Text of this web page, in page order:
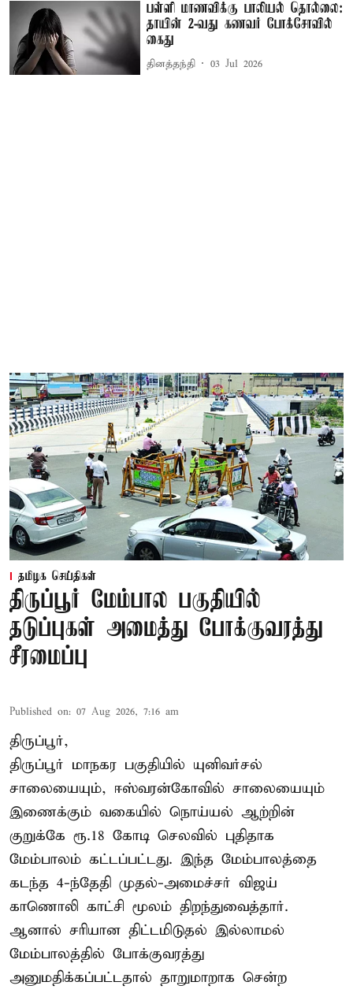
பள்ளி மாணவிக்கு பாலியல் தொல்லை:
தாயின் 2-வது கணவர் போக்சோவில்
கைது
தினத்தந்தி 03 Jul 2026
தமிழக செய்திகள்
திருப்பூர் மேம்பால பகுதியில்
தடுப்புகள் அமைத்து போக்குவரத்து
சீரமைப்பு
Published on: 07 Aug 2026, 7:16 am
திருப்பூர்,
திருப்பூர் மாநகர பகுதியில் யுனிவர்சல்
சாலையையும், ஈஸ்வரன்கோவில் சாலையையும்
இணைக்கும் வகையில் நொய்யல் ஆற்றின்
குறுக்கே ரூ.18 கோடி செலவில் புதிதாக
மேம்பாலம் கட்டப்பட்டது. இந்த மேம்பாலத்தை
கடந்த 4-ந்தேதி முதல்-அமைச்சர் விஜய்
காணொலி காட்சி மூலம் திறந்துவைத்தார்.
ஆனால் சரியான திட்டமிடுதல் இல்லாமல்
மேம்பாலத்தில் போக்குவரத்து
அனுமதிக்கப்பட்டதால் தாறுமாறாக சென்ற